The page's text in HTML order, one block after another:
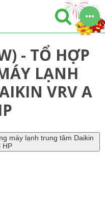
- TỔ HỢP
LẠNH
VRV A
máy lạnh trung tâm Daikin
HP